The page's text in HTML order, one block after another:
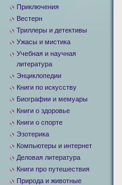
Приключения
Вестерн
Триллеры и детективы
Ужасы и мистика
Учебная и научная
литература
Энциклопедии
Книги по искусству
Биографии и мемуары
Книги о здоровье
Книги о спорте
Эзотерика
Компьютеры и интернет
Деловая литература
Книги про путешествия
Природа и животные